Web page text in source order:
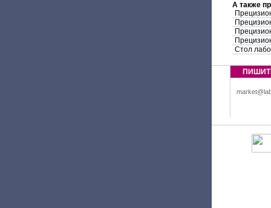
А также
Стол